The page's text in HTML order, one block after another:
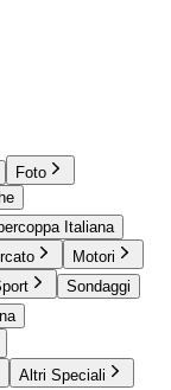
Foto
Italiana
Motori
Sondaggi
Altri Speciali